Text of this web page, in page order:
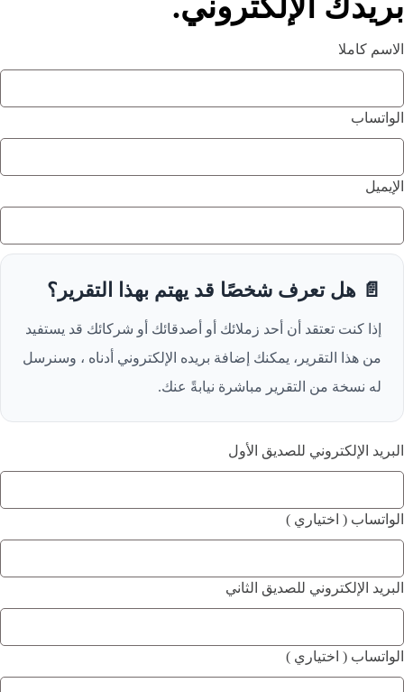
بريدك الإلكتروني.
الاسم كاملا
الواتساب
الإيميل
📄 هل تعرف شخصًا قد يهتم بهذا التقرير؟
إذا كنت تعتقد أن أحد زملائك أو أصدقائك أو شركائك قد يستفيد
من هذا التقرير، يمكنك إضافة بريده الإلكتروني أدناه ، وسنرسل
له نسخة من التقرير مباشرة نيابةً عنك.
البريد الإلكتروني للصديق الأول
الواتساب ( اختياري )
البريد الإلكتروني للصديق الثاني
الواتساب ( اختياري )